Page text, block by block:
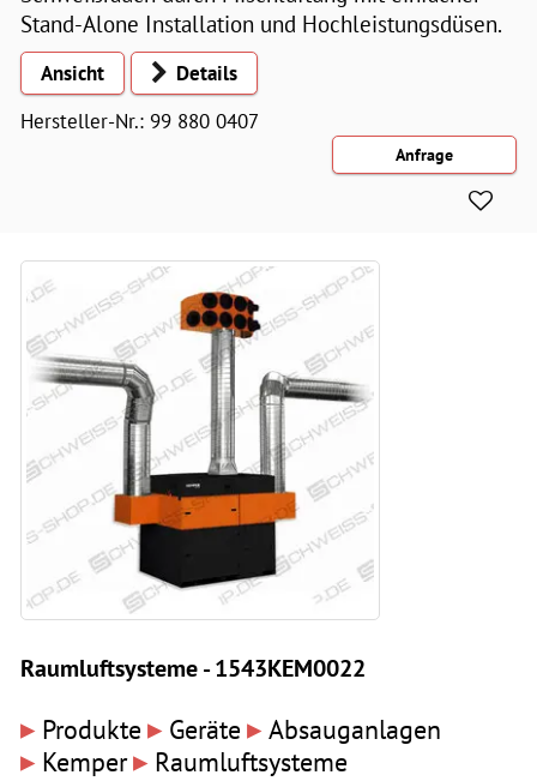
Stand-Alone Installation und Hochleistungsdüsen.
Ansicht
Details
Hersteller-Nr.: 99 880 0407
Raumluftsysteme - 1543KEM0022
▸ Produkte ▸ Geräte ▸ Absauganlagen
▸ Kemper▸ Raumluftsysteme